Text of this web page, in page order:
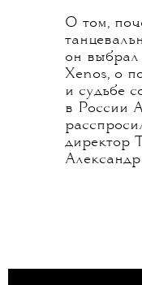
О том,
он выбрал
Xenos, о
и судьбе
в России
директор